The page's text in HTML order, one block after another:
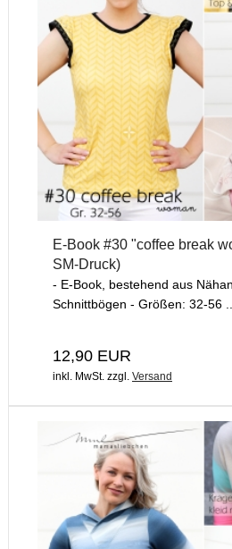
E-Book #30 "coffee break
SM-Druck)
- E-Book, bestehend aus
Schnittbögen - Größen: 32-56 ...
12,90 EUR
inkl. MwSt. zzgl. Versand